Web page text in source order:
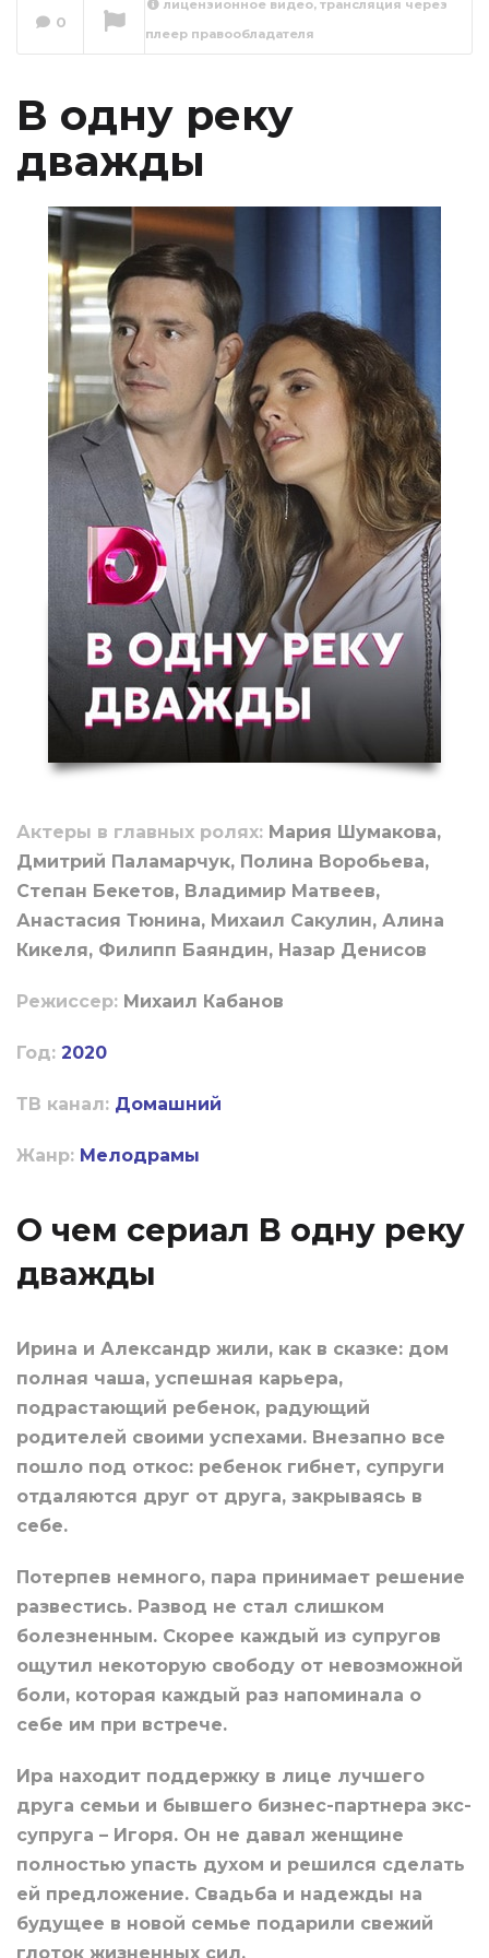
В одну реку
0
лицензионное видео, трансляция через
плеер правообладателя
В одну реку
дважды
Актеры в главных ролях: Мария Шумакова,
Дмитрий Паламарчук, Полина Воробьева,
Степан Бекетов, Владимир Матвеев,
Анастасия Тюнина, Михаил Сакулин, Алина
Кикеля, Филипп Баяндин, Назар Денисов
Режиссер: Михаил Кабанов
Год: 2020
ТВ канал: Домашний
Жанр: Мелодрамы
О чем сериал В одну реку
дважды
Ирина и Александр жили, как в сказке: дом
полная чаша, успешная карьера,
подрастающий ребенок, радующий
родителей своими успехами. Внезапно все
пошло под откос: ребенок гибнет, супруги
отдаляются друг от друга, закрываясь в
себе.
Потерпев немного, пара принимает решение
развестись. Развод не стал слишком
болезненным. Скорее каждый из супругов
ощутил некоторую свободу от невозможной
боли, которая каждый раз напоминала о
себе им при встрече.
Ира находит поддержку в лице лучшего
друга семьи и бывшего бизнес-партнера экс-
супруга – Игоря. Он не давал женщине
полностью упасть духом и решился сделать
ей предложение. Свадьба и надежды на
будущее в новой семье подарили свежий
глоток жизненных сил.